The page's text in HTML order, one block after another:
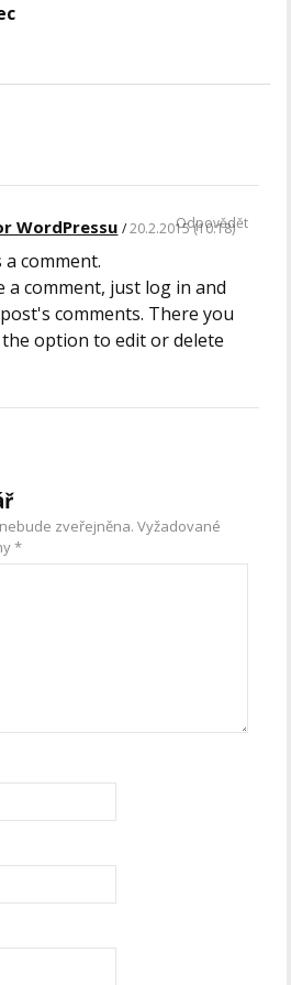
WordPressu 20.2.2015 (10:18)
a comment.
a comment, just log in and
comments. There you
option to edit or delete
Odpovědět
zveřejněna. Vyžadované
*